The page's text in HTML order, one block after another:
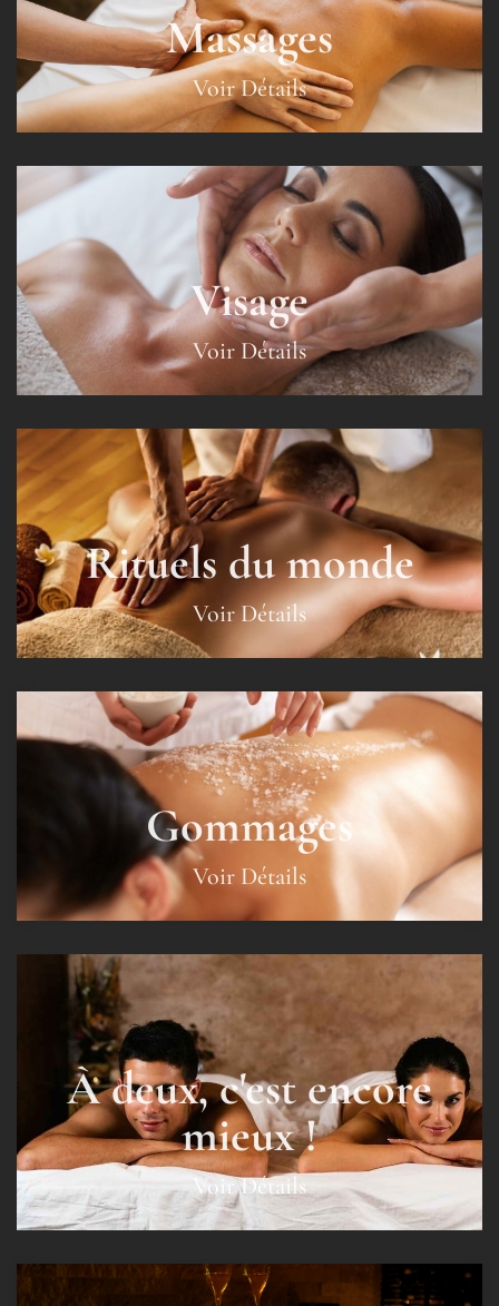
Massages
Voir Détails
Visage
Voir Détails
Rituels du monde
Voir Détails
Gommages
Voir Détails
À deux, c'est encore
mieux !
Voir Détails